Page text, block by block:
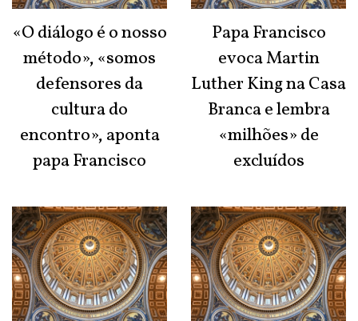
«O diálogo é o nosso
método», «somos
defensores da
cultura do
encontro», aponta
papa Francisco
Papa Francisco
evoca Martin
Luther King na Casa
Branca e lembra
«milhões» de
excluídos